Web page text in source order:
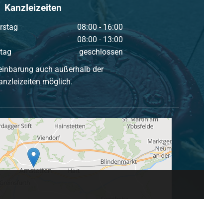
Kanzleizeiten
08:00 - 16:00
08:00 - 13:00
geschlossen
auch außerhalb der
möglich.